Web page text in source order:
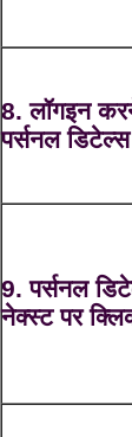
8. लॉगइन
पर्सनल
9. पर्सनल
नेक्स्ट पर